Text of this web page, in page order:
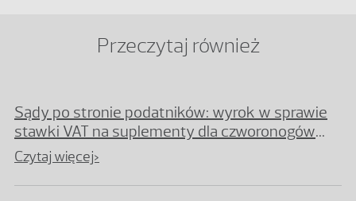
Przeczytaj również
Sądy po stronie podatników: wyrok w sprawie
stawki VAT na suplementy dla czworonogów
może pomóc wielu podatnikom
Czytaj więcej>